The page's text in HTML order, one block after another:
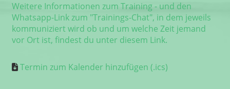
Weitere Informationen zum Training - und den
Whatsapp-Link zum "Trainings-Chat", in dem jeweils
kommuniziert wird ob und um welche Zeit jemand
vor Ort ist, findest du unter diesem Link.
Termin zum Kalender hinzufügen (.ics)